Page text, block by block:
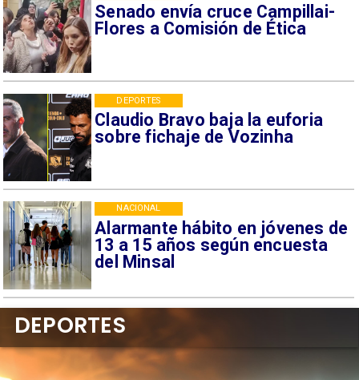
Senado envía cruce Campillai-
Flores a Comisión de Ética
Claudio Bravo baja la euforia
sobre fichaje de Vozinha
DEPORTES
Alarmante hábito en jóvenes de
13 a 15 años según encuesta
del Minsal
NACIONAL
DEPORTES